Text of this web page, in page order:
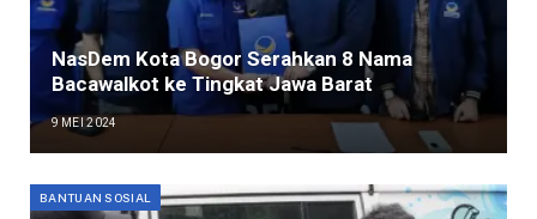
NasDem Kota Bogor Serahkan 8 Nama
Bacawalkot ke Tingkat Jawa Barat
9 MEI 2024
BANTUAN SOSIAL